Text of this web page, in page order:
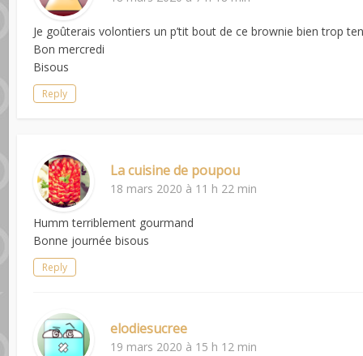
Je goûterais volontiers un p’tit bout de ce brownie bien trop
Bon mercredi
Bisous
Reply
La cuisine de poupou
18 mars 2020 à 11 h 22 min
Humm terriblement gourmand
Bonne journée bisous
Reply
elodiesucree
19 mars 2020 à 15 h 12 min